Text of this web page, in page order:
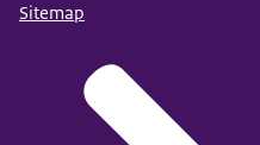
Sitemap